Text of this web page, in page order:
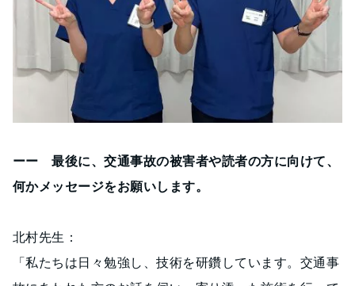
ーー 最後に、交通事故の被害者や読者の方に向けて、
何かメッセージをお願いします。
北村先生：
「私たちは日々勉強し、技術を研鑽しています。交通事